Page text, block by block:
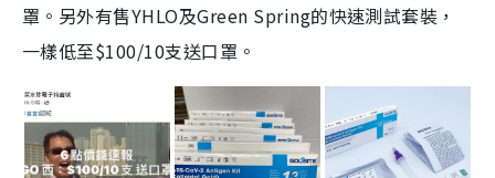
罩。另外有售YHLO及Green Spring的快速測試套裝，
一樣低至$100/10支送口罩。